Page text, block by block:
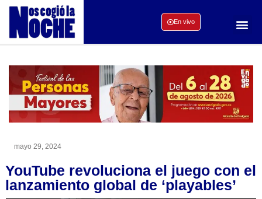
En vivo
mayo 29, 2024
YouTube revoluciona el juego con el
lanzamiento global de ‘playables’